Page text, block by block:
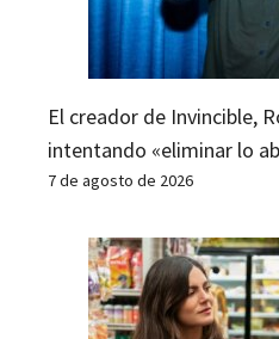
El creador de Invincible,
intentando «eliminar lo
7 de agosto de 2026